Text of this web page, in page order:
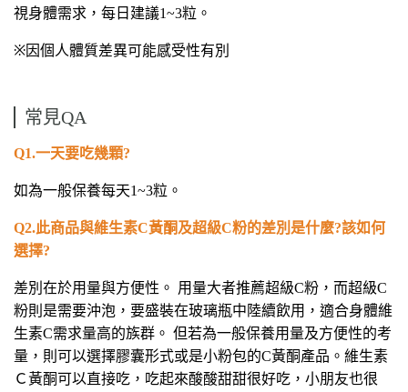
視身體需求，每日建議1~3粒。
※因個人體質差異可能感受性有別
常見QA
Q1.一天要吃幾顆?
如為一般保養每天1~3粒。
Q2.此商品與維生素C黃酮及超級C粉的差別是什麼?該如何
選擇?
差別在於用量與方便性。 用量大者推薦超級C粉，而超級C
粉則是需要沖泡，要盛裝在玻璃瓶中陸續飲用，適合身體維
生素C需求量高的族群。 但若為一般保養用量及方便性的考
量，則可以選擇膠囊形式或是小粉包的C黃酮產品。維生素
Ｃ黃酮可以直接吃，吃起來酸酸甜甜很好吃，小朋友也很